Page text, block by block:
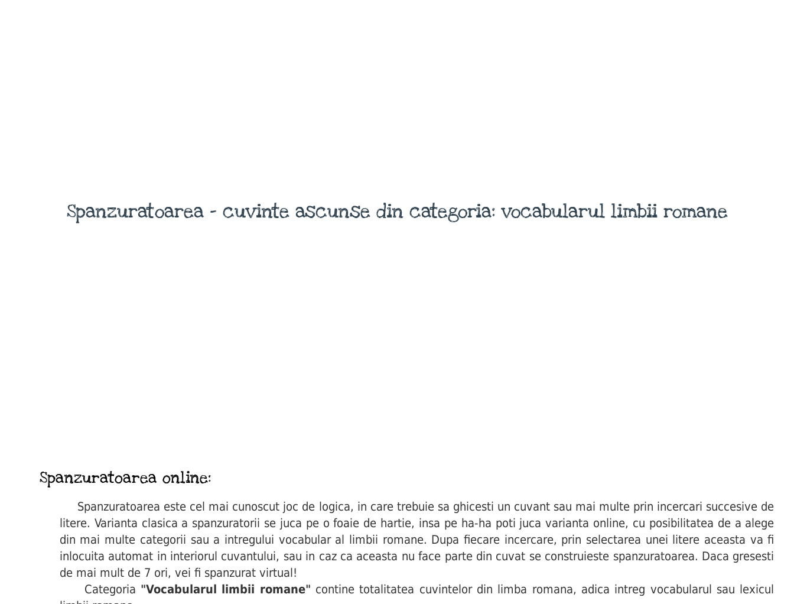
Spanzuratoarea - cuvinte ascunse din categoria: vocabularul limbii romane
Spanzuratoarea online:
Spanzuratoarea este cel mai cunoscut joc de logica, in care trebuie sa ghicesti un cuvant sau mai multe prin incercari succesive de
litere. Varianta clasica a spanzuratorii se juca pe o foaie de hartie, insa pe ha-ha poti juca varianta online, cu posibilitatea de a alege
din mai multe categorii sau a intregului vocabular al limbii romane. Dupa fiecare incercare, prin selectarea unei litere aceasta va fi
inlocuita automat in interiorul cuvantului, sau in caz ca aceasta nu face parte din cuvat se construieste spanzuratoarea. Daca gresesti
de mai mult de 7 ori, vei fi spanzurat virtual!
Categoria "Vocabularul limbii romane" contine totalitatea cuvintelor din limba romana, adica intreg vocabularul sau lexicul